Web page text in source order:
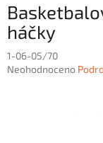
háčky
1-06-05/70
Průměrné
Neohodnoceno